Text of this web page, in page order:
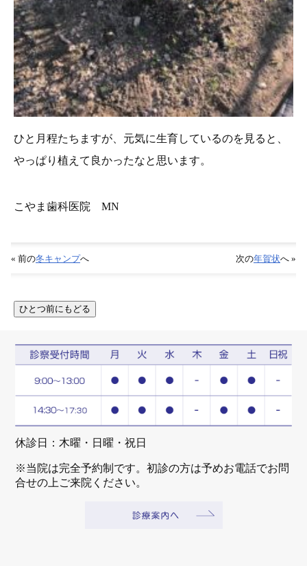
ひと月程たちますが、元気に生育しているのを見ると、
やっぱり植えて良かったなと思います。
こやま歯科医院 MN
« 前の冬キャンプへ 次の年賀状へ »
休診日：木曜・日曜・祝日
※当院は完全予約制です。初診の方は予めお電話でお問
合せの上ご来院ください。